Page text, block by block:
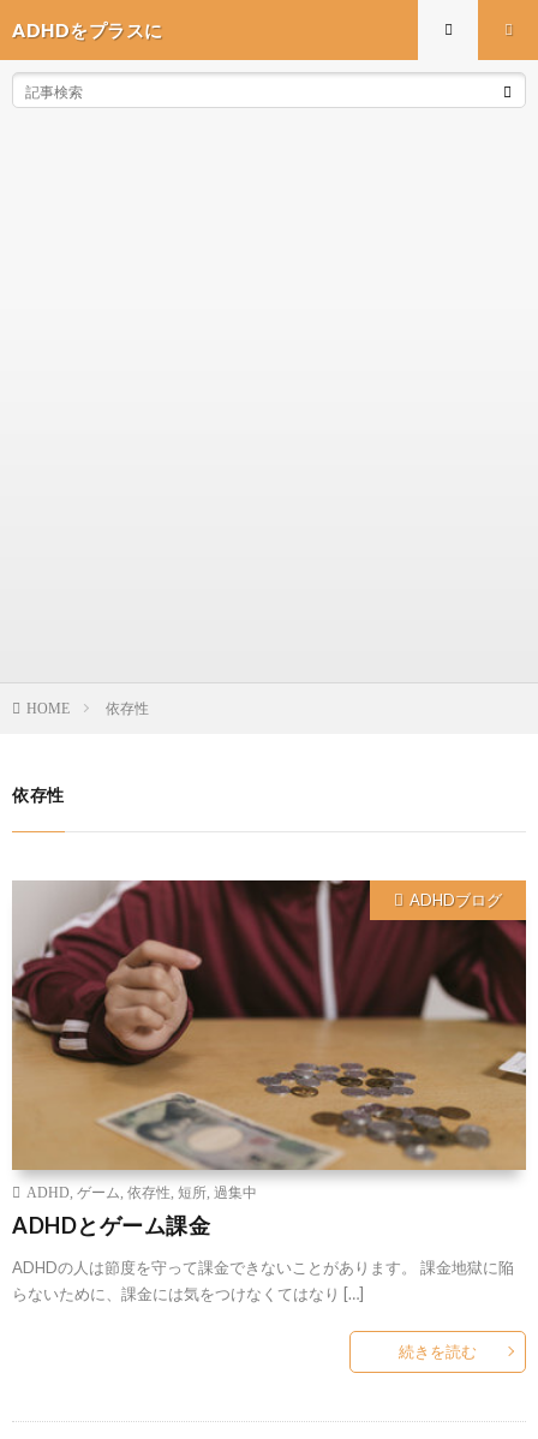
ADHDをプラスに
HOME 依存性
依存性
ADHDブログ
ADHD ゲーム 依存性 短所 過集中
ADHDとゲーム課金
ADHDの人は節度を守って課金できないことがあります。 課金地獄に陥
らないために、課金には気をつけなくてはなり […]
続きを読む